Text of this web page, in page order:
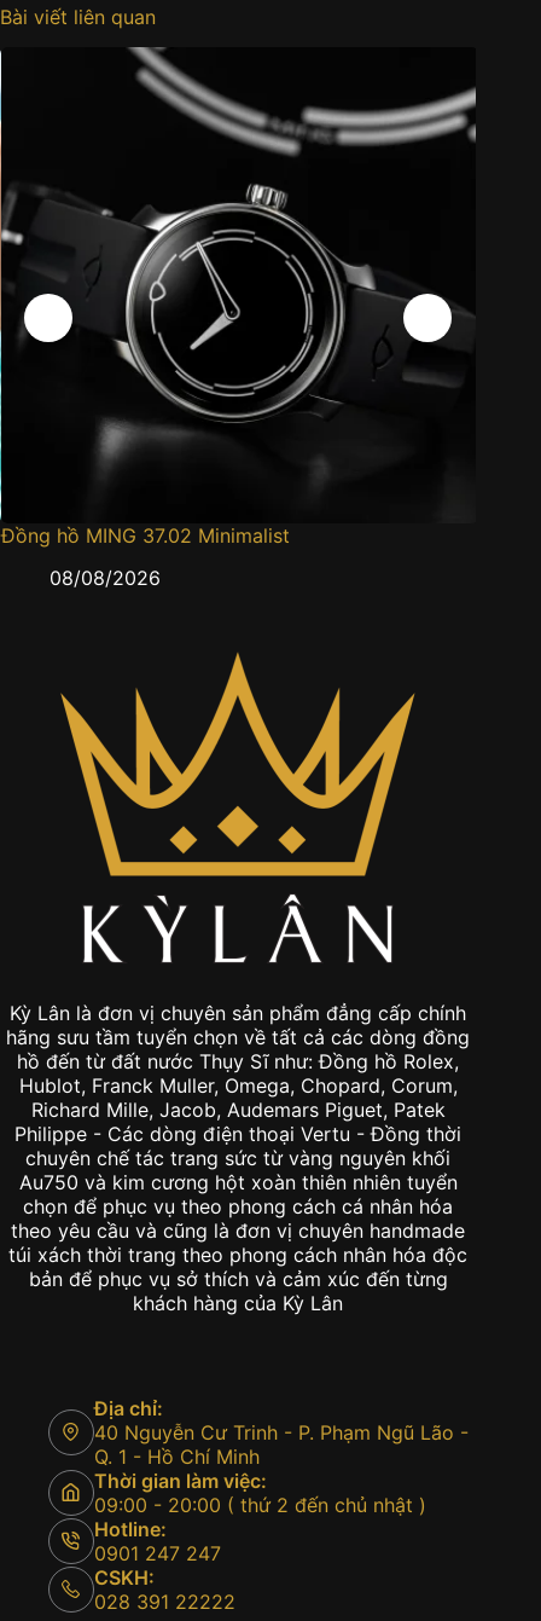
Bài viết liên quan
Đồng hồ MING 37.02 Minimalist
08/08/2026
Kỳ Lân là đơn vị chuyên sản phẩm đẳng cấp chính
hãng sưu tầm tuyển chọn về tất cả các dòng đồng
hồ đến từ đất nước Thụy Sĩ như: Đồng hồ Rolex,
Hublot, Franck Muller, Omega, Chopard, Corum,
Richard Mille, Jacob, Audemars Piguet, Patek
Philippe - Các dòng điện thoại Vertu - Đồng thời
chuyên chế tác trang sức từ vàng nguyên khối
Au750 và kim cương hột xoàn thiên nhiên tuyển
chọn để phục vụ theo phong cách cá nhân hóa
theo yêu cầu và cũng là đơn vị chuyên handmade
túi xách thời trang theo phong cách nhân hóa độc
bản để phục vụ sở thích và cảm xúc đến từng
khách hàng của Kỳ Lân
Địa chỉ:
40 Nguyễn Cư Trinh - P. Phạm Ngũ Lão -
Q. 1 - Hồ Chí Minh
Thời gian làm việc:
09:00 - 20:00 ( thứ 2 đến chủ nhật )
Hotline:
0901 247 247
CSKH:
028 391 22222